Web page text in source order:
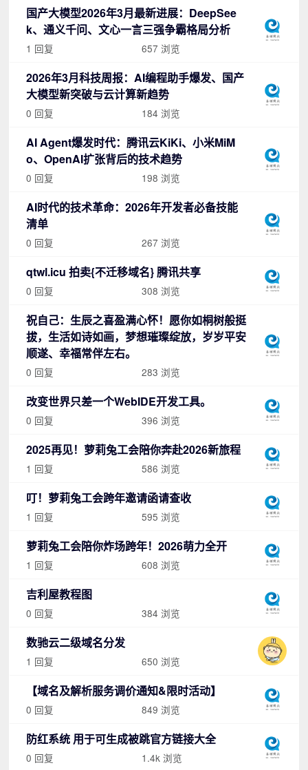
国产大模型2026年3月最新进展：DeepSee
k、通义千问、文心一言三强争霸格局分析
1 回复 657 浏览
2026年3月科技周报：AI编程助手爆发、国产
大模型新突破与云计算新趋势
0 回复 184 浏览
AI Agent爆发时代：腾讯云KiKi、小米MiM
o、OpenAI扩张背后的技术趋势
0 回复 198 浏览
AI时代的技术革命：2026年开发者必备技能
清单
0 回复 267 浏览
qtwl.icu 拍卖{不迁移域名} 腾讯共享
0 回复 308 浏览
祝自己：生辰之喜盈满心怀！愿你如桐树般挺
拔，生活如诗如画，梦想璀璨绽放，岁岁平安
顺遂、幸福常伴左右。
0 回复 283 浏览
改变世界只差一个WebIDE开发工具。
0 回复 396 浏览
2025再见！萝莉兔工会陪你奔赴2026新旅程
1 回复 586 浏览
叮！萝莉兔工会跨年邀请函请查收
1 回复 595 浏览
萝莉兔工会陪你炸场跨年！2026萌力全开
1 回复 608 浏览
吉利屋教程图
0 回复 384 浏览
数驰云二级域名分发
1 回复 650 浏览
【域名及解析服务调价通知&限时活动】
0 回复 849 浏览
防红系统 用于可生成被跳官方链接大全
0 回复 1.4k 浏览